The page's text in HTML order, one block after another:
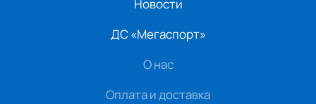
Новости
ДС «Мегаспорт»
О нас
Оплата и доставка